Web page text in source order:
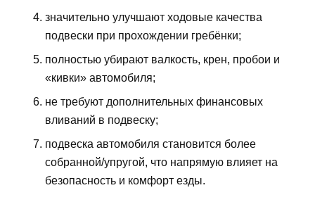
значительно улучшают ходовые качества
подвески при прохождении гребёнки;
полностью убирают валкость, крен, пробои и
«кивки» автомобиля;
не требуют дополнительных финансовых
вливаний в подвеску;
подвеска автомобиля становится более
собранной/упругой, что напрямую влияет на
безопасность и комфорт езды.